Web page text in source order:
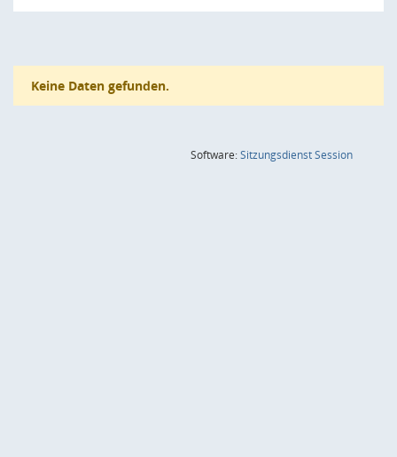
Keine Daten gefunden.
Software:SitzungsdienstSession(Wird in